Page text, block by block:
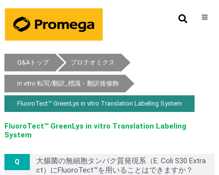
Q&Aトップ プロテオミクス
in vitro 転写/翻訳_標識・翻訳後修飾
FluoroTect™ GreenLys in vitro Translation Labeling System
FluoroTect™ GreenLys in vitro Translation Labeling
System
大腸菌の無細胞タンパク質発現系（E. Coli S30 Extra
ct）にFluoroTect™を用いることはできますか？